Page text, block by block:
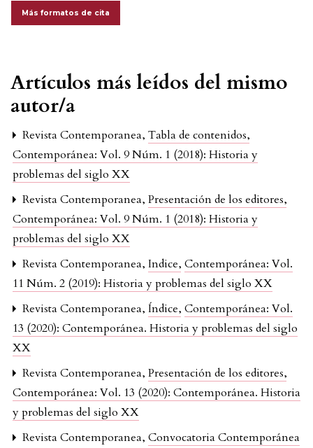
Más formatos de cita
Artículos más leídos del mismo
autor/a
Revista Contemporanea, Tabla de contenidos,
Contemporánea: Vol. 9 Núm. 1 (2018): Historia y
problemas del siglo XX
Revista Contemporanea, Presentación de los editores,
Contemporánea: Vol. 9 Núm. 1 (2018): Historia y
problemas del siglo XX
Revista Contemporanea, Indice, Contemporánea: Vol.
11 Núm. 2 (2019): Historia y problemas del siglo XX
Revista Contemporanea, Índice, Contemporánea: Vol.
13 (2020): Contemporánea. Historia y problemas del siglo
XX
Revista Contemporanea, Presentación de los editores,
Contemporánea: Vol. 13 (2020): Contemporánea. Historia
y problemas del siglo XX
Revista Contemporanea, Convocatoria Contemporánea